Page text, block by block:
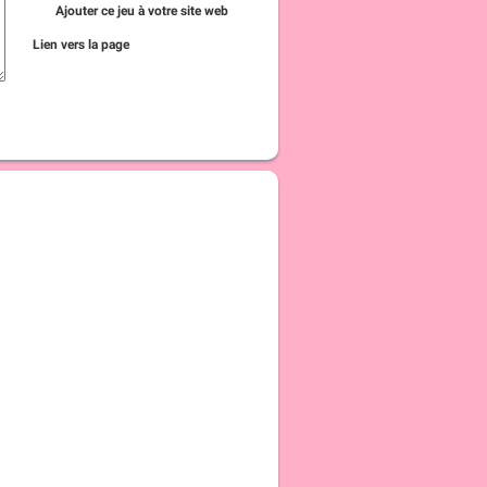
Ajouter ce jeu à votre site web
Lien vers la page